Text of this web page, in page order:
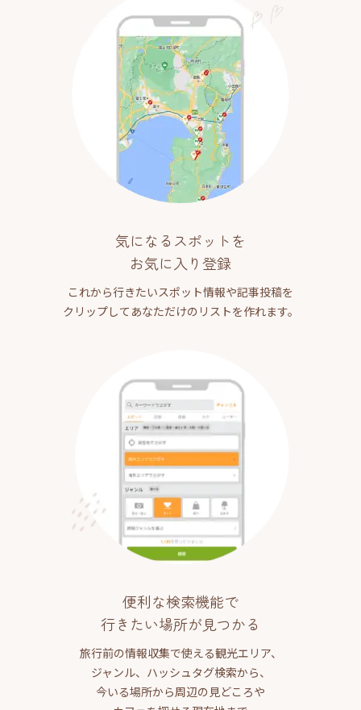
気になるスポットを
お気に入り登録
これから行きたいスポット情報や記事投稿を
クリップしてあなただけのリストを作れます。
便利な検索機能で
行きたい場所が見つかる
旅行前の情報収集で使える観光エリア、
ジャンル、ハッシュタグ検索から、
今いる場所から周辺の見どころや